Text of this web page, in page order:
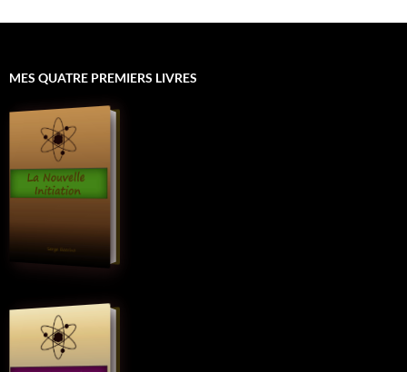
MES QUATRE PREMIERS LIVRES